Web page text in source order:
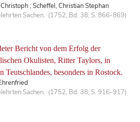
; Scheffel, Christian Stephan
Sachen. (1752, Bd. 38, S. 866-869)
Bericht von dem Erfolg der
Okulisten, Ritter Taylors, in
Teutschlandes, besonders in Rostock.
Sachen. (1752, Bd. 38, S. 916-917)